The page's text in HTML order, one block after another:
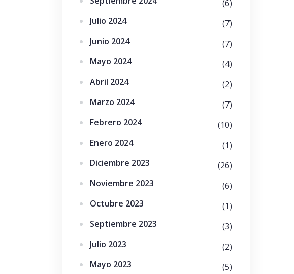
(6)
Julio 2024
(7)
Junio 2024
(7)
Mayo 2024
(4)
Abril 2024
(2)
Marzo 2024
(7)
Febrero 2024
(10)
Enero 2024
(1)
Diciembre 2023
(26)
Noviembre 2023
(6)
Octubre 2023
(1)
Septiembre 2023
(3)
Julio 2023
(2)
Mayo 2023
(5)